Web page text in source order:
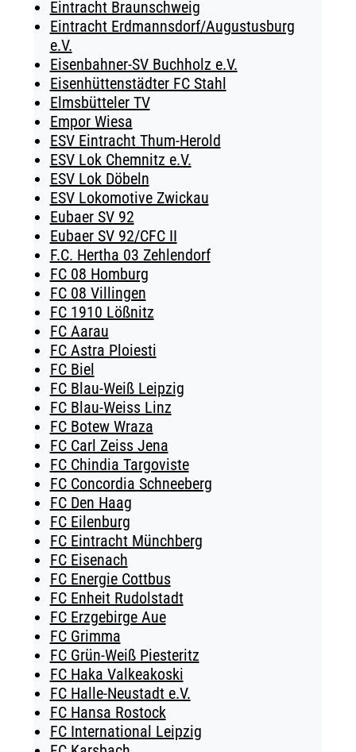
Eintracht Braunschweig
Eintracht Erdmannsdorf/Augustusburg
e.V.
Eisenbahner-SV Buchholz e.V.
Eisenhüttenstädter FC Stahl
Elmsbütteler TV
Empor Wiesa
ESV Eintracht Thum-Herold
ESV Lok Chemnitz e.V.
ESV Lok Döbeln
ESV Lokomotive Zwickau
Eubaer SV 92
Eubaer SV 92/CFC II
F.C. Hertha 03 Zehlendorf
FC 08 Homburg
FC 08 Villingen
FC 1910 Lößnitz
FC Aarau
FC Astra Ploiesti
FC Biel
FC Blau-Weiß Leipzig
FC Blau-Weiss Linz
FC Botew Wraza
FC Carl Zeiss Jena
FC Chindia Targoviste
FC Concordia Schneeberg
FC Den Haag
FC Eilenburg
FC Eintracht Münchberg
FC Eisenach
FC Energie Cottbus
FC Enheit Rudolstadt
FC Erzgebirge Aue
FC Grimma
FC Grün-Weiß Piesteritz
FC Haka Valkeakoski
FC Halle-Neustadt e.V.
FC Hansa Rostock
FC International Leipzig